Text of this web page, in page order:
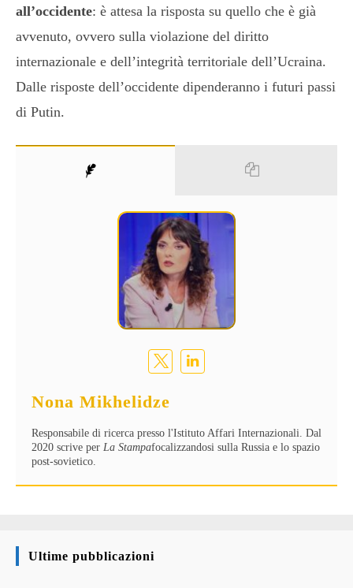
all’occidente: è attesa la risposta su quello che è già
avvenuto, ovvero sulla violazione del diritto
internazionale e dell’integrità territoriale dell’Ucraina.
Dalle risposte dell’occidente dipenderanno i futuri passi
di Putin.
Nona Mikhelidze
Responsabile di ricerca presso l'Istituto Affari Internazionali. Dal
2020 scrive per La Stampafocalizzandosi sulla Russia e lo spazio
post-sovietico.
Ultime pubblicazioni